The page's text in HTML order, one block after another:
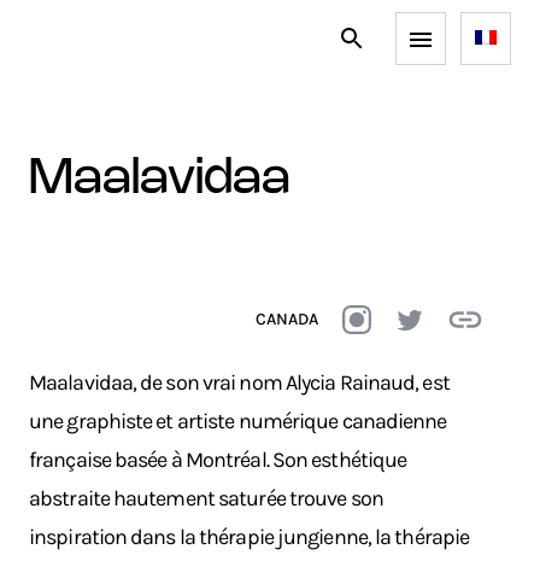
maalavidaa
CANADA
Maalavidaa, de son vrai nom Alycia Rainaud, est
une graphiste et artiste numérique canadienne
française basée à Montréal. Son esthétique
abstraite hautement saturée trouve son
inspiration dans la thérapie jungienne, la thérapie